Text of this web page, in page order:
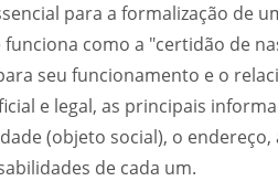
para a formalização de
como a "certidão de
seu funcionamento e o
e legal, as principais
(objeto social), o endereço,
de cada um.